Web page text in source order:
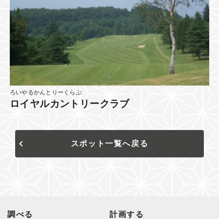
ろいやるかんとりーくらぶ
ロイヤルカントリークラブ
スポット一覧へ戻る
調べる 計画する